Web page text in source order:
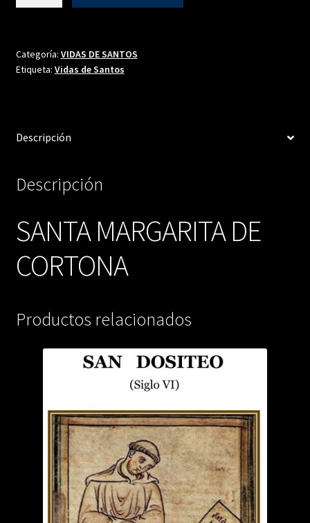
cantidad
Categoría: VIDAS DE SANTOS
Etiqueta: Vidas de Santos
Descripción
Descripción
SANTA MARGARITA DE
CORTONA
Productos relacionados